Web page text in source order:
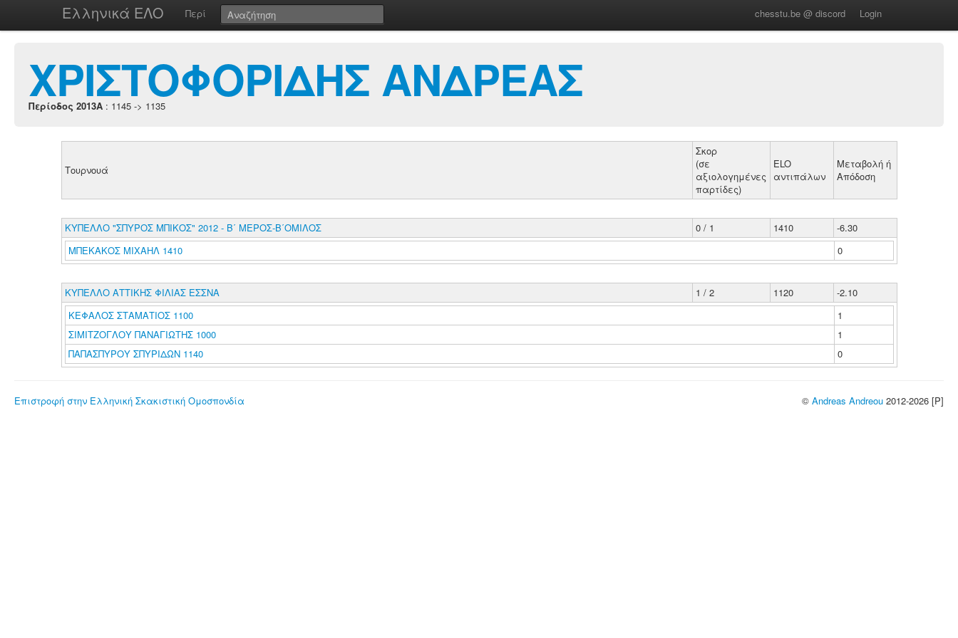
Ελληνικά ΕΛΟ Περί chesstu.be @ discord Login
ΧΡΙΣΤΟΦΟΡΙΔΗΣ ΑΝΔΡΕΑΣ
Περίοδος 2013A : 1145 -> 1135
Τουρνουά
Σκορ
(σε
αξιολογημένες
παρτίδες)
ELO
αντιπάλων
Μεταβολή ή
Απόδοση
ΚΥΠΕΛΛΟ "ΣΠΥΡΟΣ ΜΠΙΚΟΣ" 2012 - Β΄ ΜΕΡΟΣ-Β΄ΟΜΙΛΟΣ 0 / 1 1410
-6.30
ΜΠΕΚΑΚΟΣ ΜΙΧΑΗΛ 1410
0
ΚΥΠΕΛΛΟ ΑΤΤΙΚΗΣ ΦΙΛΙΑΣ ΕΣΣΝΑ 1 / 2 1120
-2.10
ΚΕΦΑΛΟΣ ΣΤΑΜΑΤΙΟΣ 1100
1
ΣΙΜΙΤΖΟΓΛΟΥ ΠΑΝΑΓΙΩΤΗΣ 1000
1
ΠΑΠΑΣΠΥΡΟΥ ΣΠΥΡΙΔΩΝ 1140
0
Επιστροφή στην Ελληνική Σκακιστική Ομοσπονδία © Andreas Andreou 2012-2026 [P]